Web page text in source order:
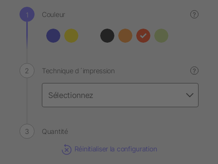
Couleur ?
Technique d´impression ?
Quantité
Réinitialiser la configuration